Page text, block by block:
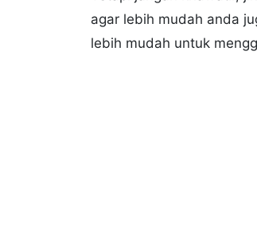
agar lebih mudah anda
lebih mudah untuk